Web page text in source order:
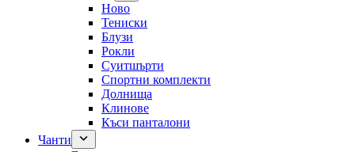
Ново
Тениски
Блузи
Рокли
Суитшърти
Спортни комплекти
Долнища
Клинове
Къси панталони
Чанти